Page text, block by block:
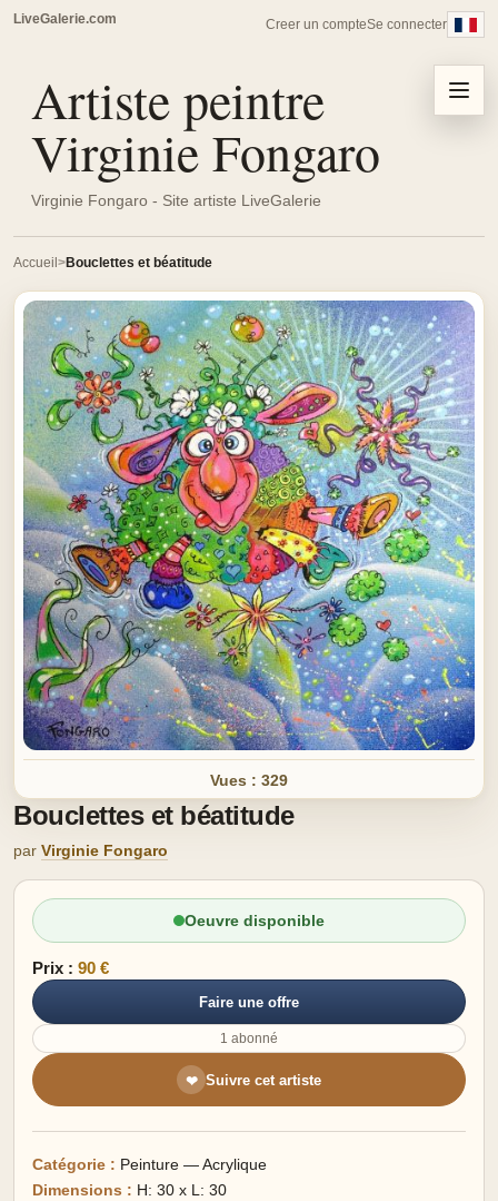
LiveGalerie.com Creer un compteSe connecter
Artiste peintre
Virginie Fongaro
Virginie Fongaro - Site artiste LiveGalerie
Menu
Accueil Bouclettes et béatitude
Vues : 329
Bouclettes et béatitude
par Virginie Fongaro
Oeuvre disponible
Prix : 90 €
Faire une offre
1 abonné
❤ Suivre cet artiste
Catégorie : Peinture — Acrylique
Dimensions : H: 30 x L: 30